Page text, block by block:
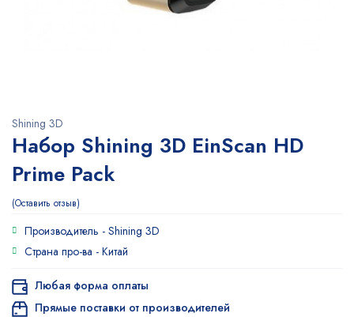
Shining 3D
Набор Shining 3D EinScan HD
Prime Pack
Оставить отзыв
Производитель - Shining 3D
Страна про-ва - Китай
Любая форма оплаты
Прямые поставки от производителей